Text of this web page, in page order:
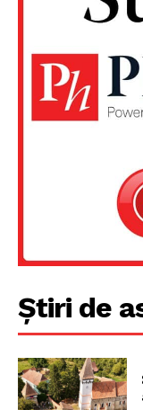
Despre noi /
Proiecte
Contact
Știri de